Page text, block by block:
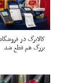
کالابرگ در
بزرگ هم قطع شد